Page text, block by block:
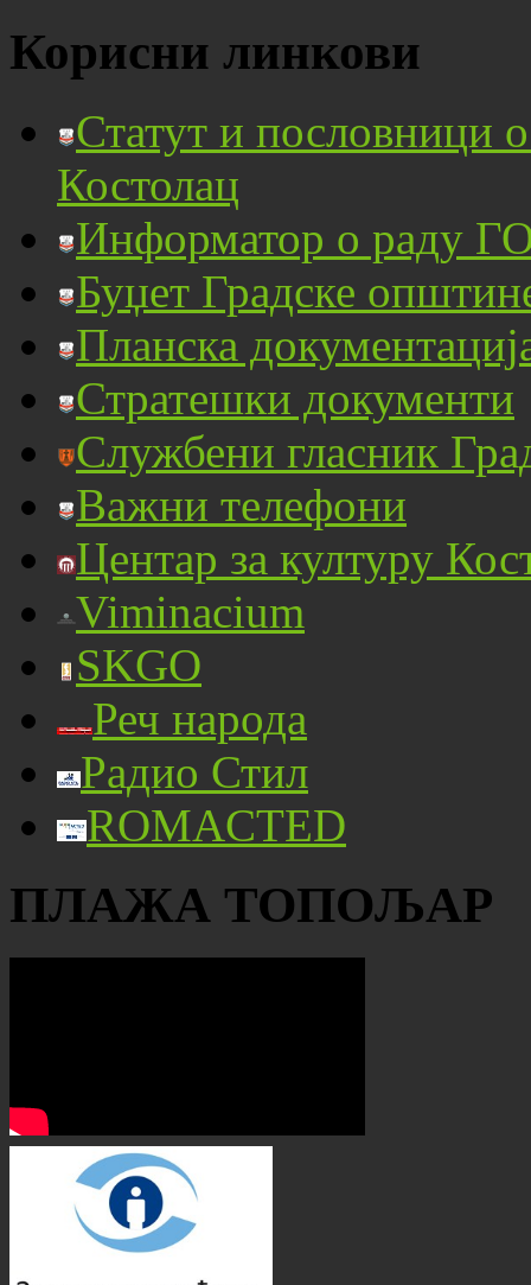
Корисни линкови
Статут и пословници
Костолац
Информатор о раду
Буџет Градске
Планска
Стратешки документи
Службени гласник
Важни телефони
Центар за културу
Viminacium
SKGO
Реч народа
Радио Стил
ROMACTED
ПЛАЖА ТОПОЉАР